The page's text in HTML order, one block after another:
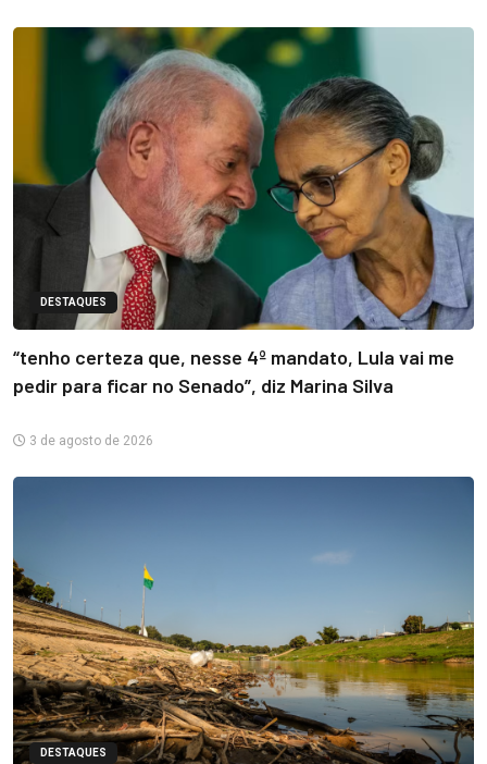
DESTAQUES
“tenho certeza que, nesse 4º mandato, Lula vai me
pedir para ficar no Senado”, diz Marina Silva
3 de agosto de 2026
DESTAQUES